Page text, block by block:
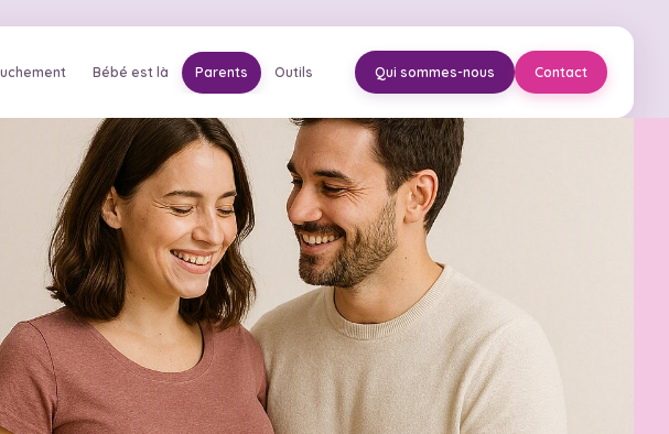
Bébé est là Parents Outils Qui sommes-nous Contact